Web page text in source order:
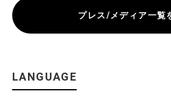
プレス/メディア一覧
LANGUAGE